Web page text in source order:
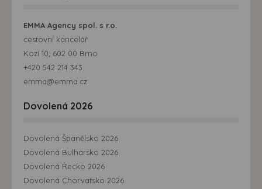
EMMA Agency spol. s r.o.
cestovní kancelář
Kozí 10, 602 00 Brno
+420 542 214 343
emma@emma.cz
Dovolená 2026
Dovolená Španělsko 2026
Dovolená Bulharsko 2026
Dovolená Řecko 2026
Dovolená Chorvatsko 2026